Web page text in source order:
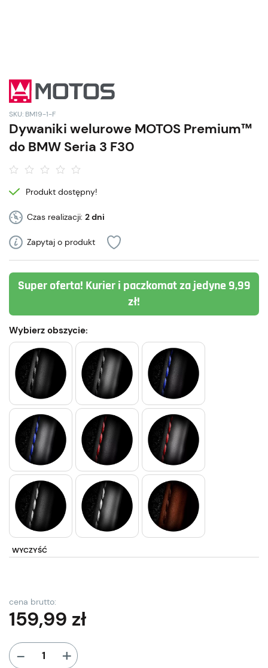
SKU: BM19-1-F
Dywaniki welurowe MOTOS Premium™
do BMW Seria 3 F30
Produkt dostępny!
Czas realizacji: 2 dni
Zapytaj o produkt
Super oferta! Kurier i paczkomat za jedyne 9,99
zł!
Wybierz obszycie:
WYCZYŚĆ
cena brutto:
159,99 zł
- +